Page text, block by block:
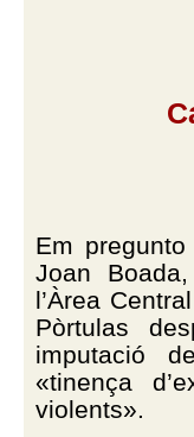
Em
Joan
l’Àrea
Pòrtulas
imputació
«tinença
violents».